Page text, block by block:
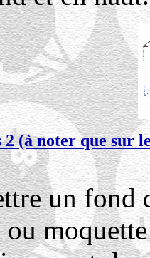
(à noter que sur
un fond